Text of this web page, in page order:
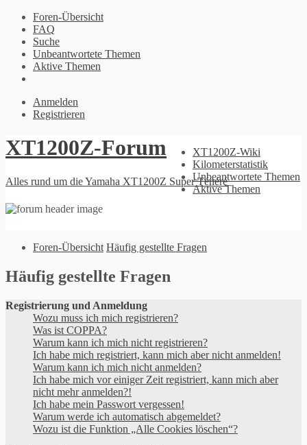
Foren-Übersicht
FAQ
Suche
Unbeantwortete Themen
Aktive Themen
Anmelden
Registrieren
XT1200Z-Wiki
Kilometerstatistik
Unbeantwortete Themen
Aktive Themen
XT1200Z-Forum
Alles rund um die Yamaha XT1200Z Super Ténéré
Foren-Übersicht Häufig gestellte Fragen
Häufig gestellte Fragen
Registrierung und Anmeldung
Wozu muss ich mich registrieren?
Was ist COPPA?
Warum kann ich mich nicht registrieren?
Ich habe mich registriert, kann mich aber nicht anmelden!
Warum kann ich mich nicht anmelden?
Ich habe mich vor einiger Zeit registriert, kann mich aber
nicht mehr anmelden?!
Ich habe mein Passwort vergessen!
Warum werde ich automatisch abgemeldet?
Wozu ist die Funktion „Alle Cookies löschen“?